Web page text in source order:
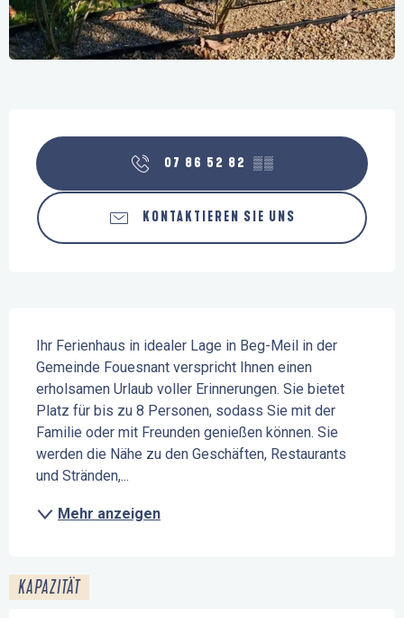
07 86 52 82 ▒▒
KONTAKTIEREN SIE UNS
Ihr Ferienhaus in idealer Lage in Beg-Meil in der
Gemeinde Fouesnant verspricht Ihnen einen
erholsamen Urlaub voller Erinnerungen. Sie bietet
Platz für bis zu 8 Personen, sodass Sie mit der
Familie oder mit Freunden genießen können. Sie
werden die Nähe zu den Geschäften, Restaurants
und Stränden,...
Mehr anzeigen
KAPAZITÄT